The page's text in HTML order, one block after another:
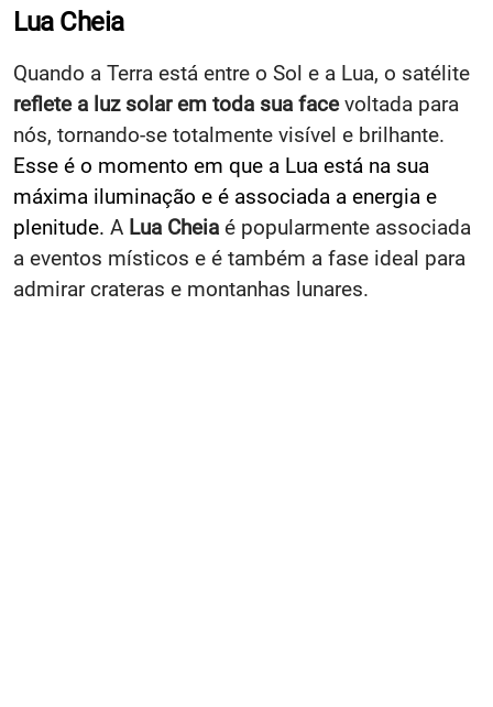
Lua Cheia
Quando a Terra está entre o Sol e a Lua, o satélite
reflete a luz solar em toda sua facevoltada para
nós, tornando-se totalmente visível e brilhante.
Esse é o momento em que a Lua está na sua
máxima iluminação e é associada a energia e
plenitude. A Lua Cheia é popularmente associada
a eventos místicos e é também a fase ideal para
admirar crateras e montanhas lunares.